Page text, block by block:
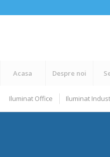
Acasa Despre noi
Iluminat Office Iluminat